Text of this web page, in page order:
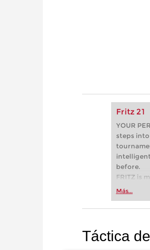
Fritz 21
YOUR
steps
before.
FRITZ is
Whether
more
Más...
Táctica